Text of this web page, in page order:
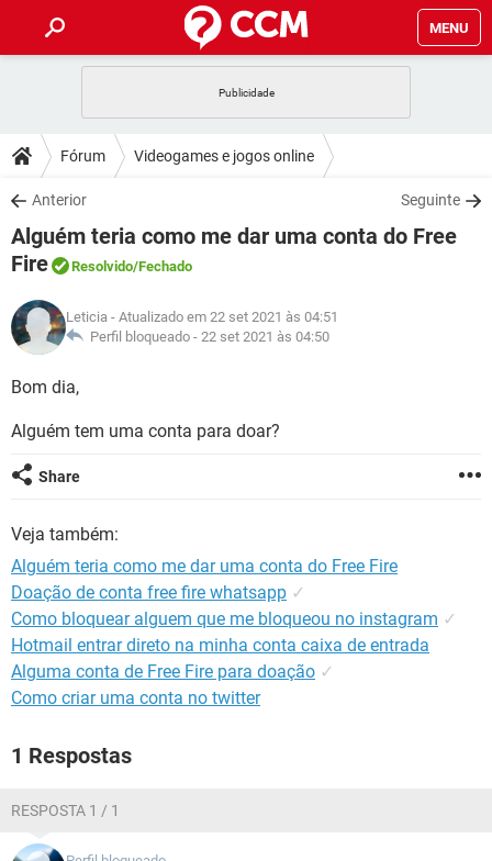
MENU
CELULAR FACEBOOK
OUTLOOK
INSTAGRAM GMAIL
GUIA DE COMPRAS
DICAS
JOGOS WHATSAPP
OUTLOOK
GUIA DE COMPRAS
DOWNLOADS
JOGOS WHATSAPP
CELULAR
OUTLOOK EXCEL
INSTAGRAM
GUIA DE COMPRAS
FÓRUM
CELULAR FACEBOOK
GUIA DE COMPRAS
GLOSSÁRIO
JOGOS
CELULAR
OUTLOOK EXCEL
INSTAGRAM
Fórum Videogames e jogos online
Anterior Seguinte
Alguém teria como me dar uma conta do Free
Fire
Resolvido/Fechado
Leticia - Atualizado em 22 set 2021 às 04:51
Perfil bloqueado - 22 set 2021 às 04:50
Bom dia,
Alguém tem uma conta para doar?
Share
Veja também:
Alguém teria como me dar uma conta do Free Fire
Doação de conta free fire whatsapp ✓
Como bloquear alguem que me bloqueou no instagram ✓
Hotmail entrar direto na minha conta caixa de entrada
Alguma conta de Free Fire para doação ✓
Como criar uma conta no twitter
1 Respostas
RESPOSTA 1 / 1